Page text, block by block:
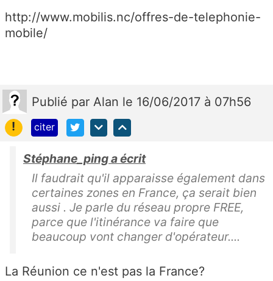
http://www.mobilis.nc/offres-de-telephonie-
mobile/
Publié par Alan le 16/06/2017 à 07h56
!
citer
Stéphane_ping a écrit
Il faudrait qu'il apparaisse également dans
certaines zones en France, ça serait bien
aussi . Je parle du réseau propre FREE,
parce que l'itinérance va faire que
beaucoup vont changer d'opérateur....
La Réunion ce n'est pas la France?